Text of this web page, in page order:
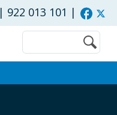
| 922 013 101 |
Buscar